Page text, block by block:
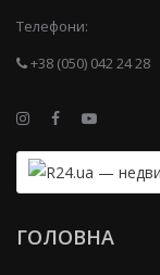
Телефони:
+38 (050) 042 24 28
ГОЛОВНА